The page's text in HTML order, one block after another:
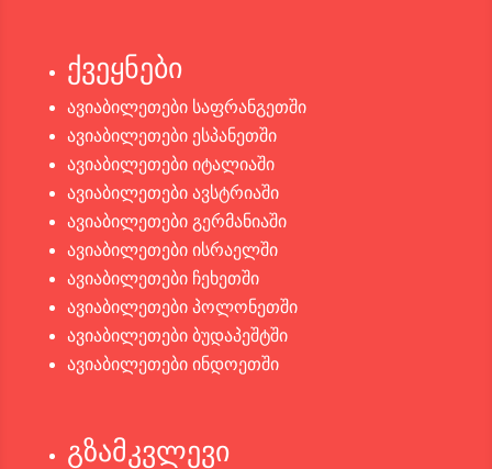
ქვეყნები
ავიაბილეთები საფრანგეთში
ავიაბილეთები ესპანეთში
ავიაბილეთები იტალიაში
ავიაბილეთები ავსტრიაში
ავიაბილეთები გერმანიაში
ავიაბილეთები ისრაელში
ავიაბილეთები ჩეხეთში
ავიაბილეთები პოლონეთში
ავიაბილეთები ბუდაპეშტში
ავიაბილეთები ინდოეთში
გზამკვლევი